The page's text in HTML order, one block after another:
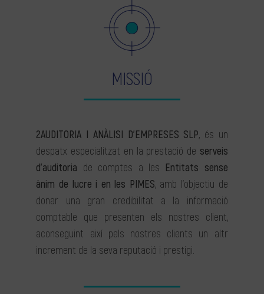
MISSIÓ
2AUDITORIA I ANÀLISI D’EMPRESES SLP, és un
despatx especialitzat en la prestació de serveis
d’auditoria de comptes a les Entitats sense
ànim de lucre i en les PIMES, amb l’objectiu de
donar una gran credibilitat a la informació
comptable que presenten els nostres client,
aconseguint així pels nostres clients un altr
increment de la seva reputació i prestigi.